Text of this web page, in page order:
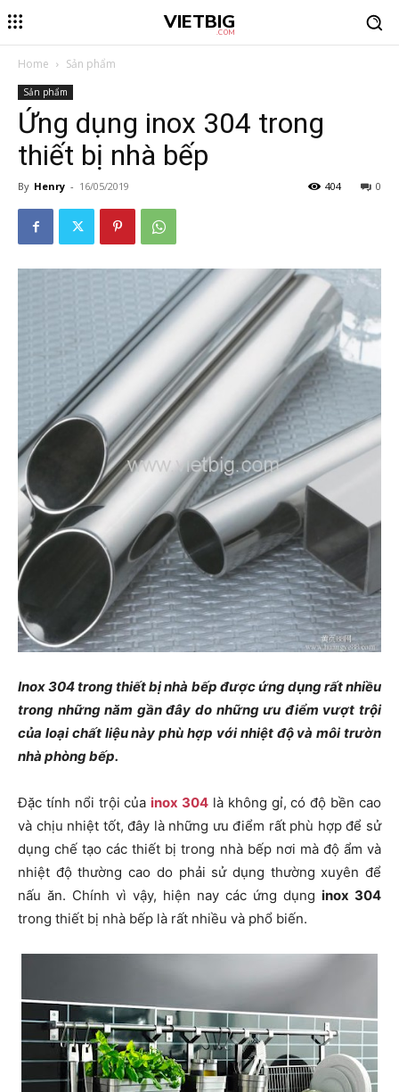
VIETBIG
.COM
Home Sản phẩm
Sản phẩm
Ứng dụng inox 304 trong
thiết bị nhà bếp
By Henry - 16/05/2019 0
404
Inox 304 trong thiết bị nhà bếp được ứng dụng rất nhiều
trong những năm gần đây do những ưu điểm vượt trội
của loại chất liệu này phù hợp với nhiệt độ và môi trườn
nhà phòng bếp.
Đặc tính nổi trội của inox 304 là không gỉ, có độ bền cao
và chịu nhiệt tốt, đây là những ưu điểm rất phù hợp để sử
dụng chế tạo các thiết bị trong nhà bếp nơi mà độ ẩm và
nhiệt độ thường cao do phải sử dụng thường xuyên để
nấu ăn. Chính vì vậy, hiện nay các ứng dụng inox 304
trong thiết bị nhà bếp là rất nhiều và phổ biến.